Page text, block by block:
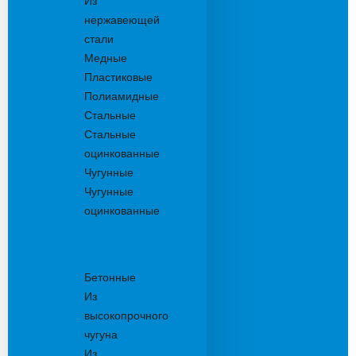
нержавеющей
стали
Медные
Пластиковые
Полиамидные
Стальные
Стальные
оцинкованные
Чугунные
Чугунные
оцинкованные
Бетонные
Из
высокопрочного
чугуна